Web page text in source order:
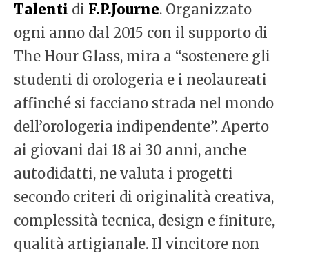
Talenti di F.P.Journe. Organizzato
ogni anno dal 2015 con il supporto di
The Hour Glass, mira a “sostenere gli
studenti di orologeria e i neolaureati
affinché si facciano strada nel mondo
dell’orologeria indipendente”. Aperto
ai giovani dai 18 ai 30 anni, anche
autodidatti, ne valuta i progetti
secondo criteri di originalità creativa,
complessità tecnica, design e finiture,
qualità artigianale. Il vincitore non